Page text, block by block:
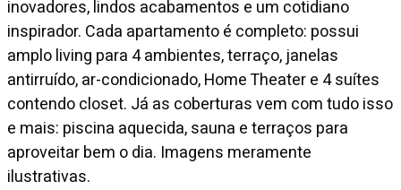
inovadores, lindos acabamentos e um cotidiano
inspirador. Cada apartamento é completo: possui
amplo living para 4 ambientes, terraço, janelas
antirruído, ar-condicionado, Home Theater e 4 suítes
contendo closet. Já as coberturas vem com tudo isso
e mais: piscina aquecida, sauna e terraços para
aproveitar bem o dia. Imagens meramente
ilustrativas.